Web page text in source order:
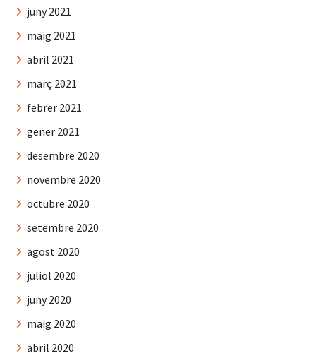
juny 2021
maig 2021
abril 2021
març 2021
febrer 2021
gener 2021
desembre 2020
novembre 2020
octubre 2020
setembre 2020
agost 2020
juliol 2020
juny 2020
maig 2020
abril 2020